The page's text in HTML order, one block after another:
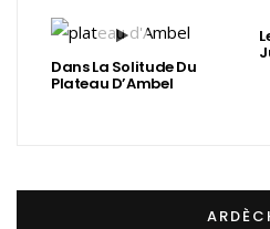
Dans La Solitude Du
Plateau D’Ambel